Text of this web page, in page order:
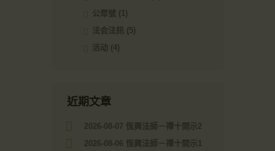
公眾號
(1)
法会法訊 (5)
活动 (4)
近期文章
2026-08-07 恆興法師－禪十開示2
2026-08-06 恆興法師－禪十開示1